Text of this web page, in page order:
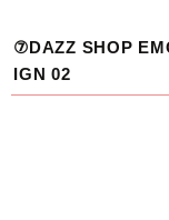
⑦DAZZ SHOP
IGN 02